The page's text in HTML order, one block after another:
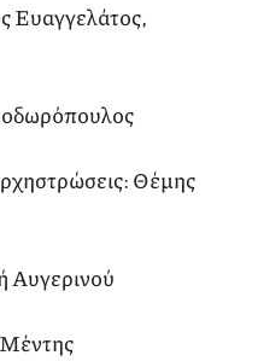
Ευαγγελάτος,
Θέμης